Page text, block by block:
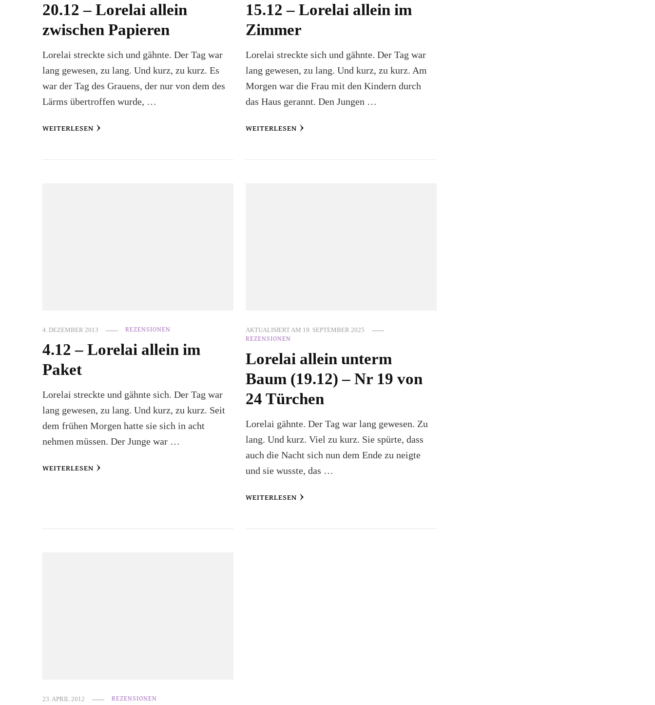
20.12 – Lorelai allein
zwischen Papieren
Lorelai streckte sich und gähnte. Der Tag war
lang gewesen, zu lang. Und kurz, zu kurz. Es
war der Tag des Grauens, der nur von dem des
Lärms übertroffen wurde, …
WEITERLESEN
15.12 – Lorelai allein im
Zimmer
Lorelai streckte sich und gähnte. Der Tag war
lang gewesen, zu lang. Und kurz, zu kurz. Am
Morgen war die Frau mit den Kindern durch
das Haus gerannt. Den Jungen …
WEITERLESEN
4. DEZEMBER 2013 REZENSIONEN
4.12 – Lorelai allein im
Paket
Lorelai streckte und gähnte sich. Der Tag war
lang gewesen, zu lang. Und kurz, zu kurz. Seit
dem frühen Morgen hatte sie sich in acht
nehmen müssen. Der Junge war …
WEITERLESEN
AKTUALISIERT AM 19. SEPTEMBER 2025
REZENSIONEN
Lorelai allein unterm
Baum (19.12) – Nr 19 von
24 Türchen
Lorelai gähnte. Der Tag war lang gewesen. Zu
lang. Und kurz. Viel zu kurz. Sie spürte, dass
auch die Nacht sich nun dem Ende zu neigte
und sie wusste, das …
WEITERLESEN
23. APRIL 2012 REZENSIONEN